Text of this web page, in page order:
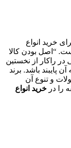
خرید انواع
“اصل بودن کالا
راکار از نخستین
پایبند باشد. برند
و تنوع آن
را در خرید انواع